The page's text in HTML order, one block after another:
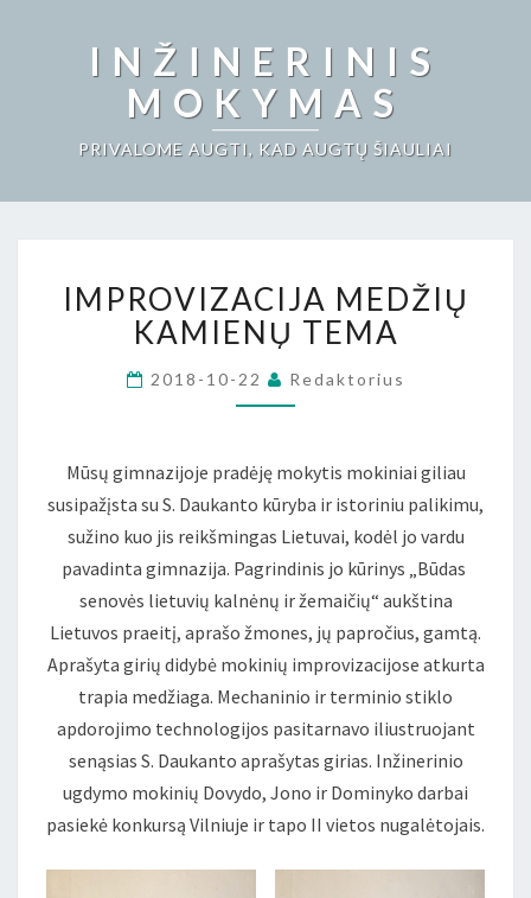
INŽINERINIS
MOKYMAS
PRIVALOME AUGTI, KAD AUGTŲ ŠIAULIAI
MEDŽIŲ
KAMIENŲ
TEMA
IMPROVIZACIJA MEDŽIŲ
KAMIENŲ TEMA
2018-10-22 Redaktorius
Mūsų gimnazijoje pradėję mokytis mokiniai giliau
susipažįsta su S. Daukanto kūryba ir istoriniu palikimu,
sužino kuo jis reikšmingas Lietuvai, kodėl jo vardu
pavadinta gimnazija. Pagrindinis jo kūrinys „Būdas
senovės lietuvių kalnėnų ir žemaičių“ aukština
Lietuvos praeitį, aprašo žmones, jų papročius, gamtą.
Aprašyta girių didybė mokinių improvizacijose atkurta
trapia medžiaga. Mechaninio ir terminio stiklo
apdorojimo technologijos pasitarnavo iliustruojant
senąsias S. Daukanto aprašytas girias. Inžinerinio
ugdymo mokinių Dovydo, Jono ir Dominyko darbai
pasiekė konkursą Vilniuje ir tapo II vietos nugalėtojais.